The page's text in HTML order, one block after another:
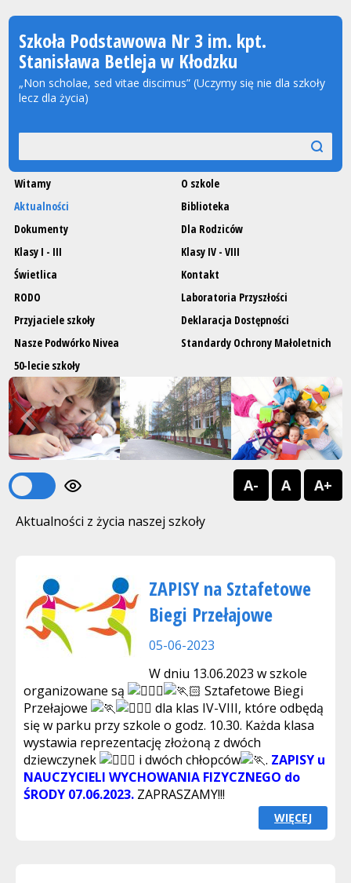
Szkoła Podstawowa Nr 3 im. kpt.
Stanisława Betleja w Kłodzku
„Non scholae, sed vitae discimus” (Uczymy się nie dla szkoły
lecz dla życia)
szukaj
Witamy
O szkole
Aktualności
Biblioteka
Dokumenty
Dla Rodziców
Klasy I - III
Klasy IV - VIII
Świetlica
Kontakt
RODO
Laboratoria Przyszłości
Przyjaciele szkoły
Deklaracja Dostępności
Nasze Podwórko Nivea
Standardy Ochrony Małoletnich
50-lecie szkoły
Previous Next
1
A- A A+
Aktualności z życia naszej szkoły
ZAPISY na Sztafetowe
Biegi Przełajowe
05-06-2023
W dniu 13.06.2023 w szkole
organizowane są
Sztafetowe Biegi
Przełajowe
dla klas IV-VIII, które odbędą
się w parku przy szkole o godz. 10.30. Każda klasa
wystawia reprezentację złożoną z dwóch
dziewczynek
i dwóch chłopców . ZAPISY u
NAUCZYCIELI WYCHOWANIA FIZYCZNEGO do
ŚRODY 07.06.2023. ZAPRASZAMY!!!
WIĘCEJ